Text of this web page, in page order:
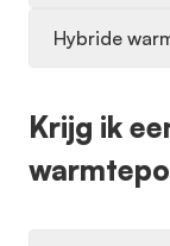
Hybride
Krijg ik